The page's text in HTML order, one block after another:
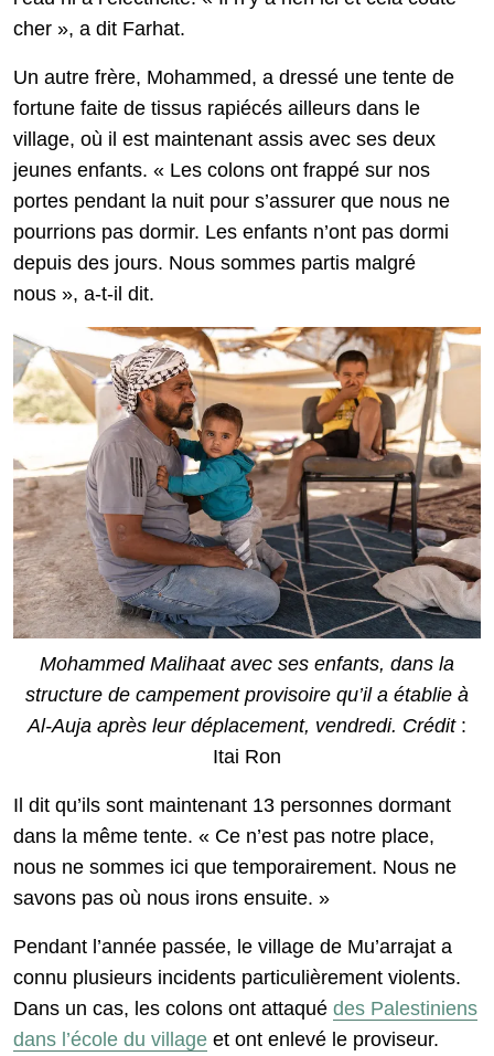
cher », a dit Farhat.
Un autre frère, Mohammed, a dressé une tente de
fortune faite de tissus rapiécés ailleurs dans le
village, où il est maintenant assis avec ses deux
jeunes enfants. « Les colons ont frappé sur nos
portes pendant la nuit pour s’assurer que nous ne
pourrions pas dormir. Les enfants n’ont pas dormi
depuis des jours. Nous sommes partis malgré
nous », a-t-il dit.
Mohammed Malihaat avec ses enfants, dans la
structure de campement provisoire qu’il a établie à
Al-Auja après leur déplacement, vendredi. Crédit :
Itai Ron
Il dit qu’ils sont maintenant 13 personnes dormant
dans la même tente. « Ce n’est pas notre place,
nous ne sommes ici que temporairement. Nous ne
savons pas où nous irons ensuite. »
Pendant l’année passée, le village de Mu’arrajat a
connu plusieurs incidents particulièrement violents.
Dans un cas, les colons ont attaqué des Palestiniens
dans l’école du village et ont enlevé le proviseur.